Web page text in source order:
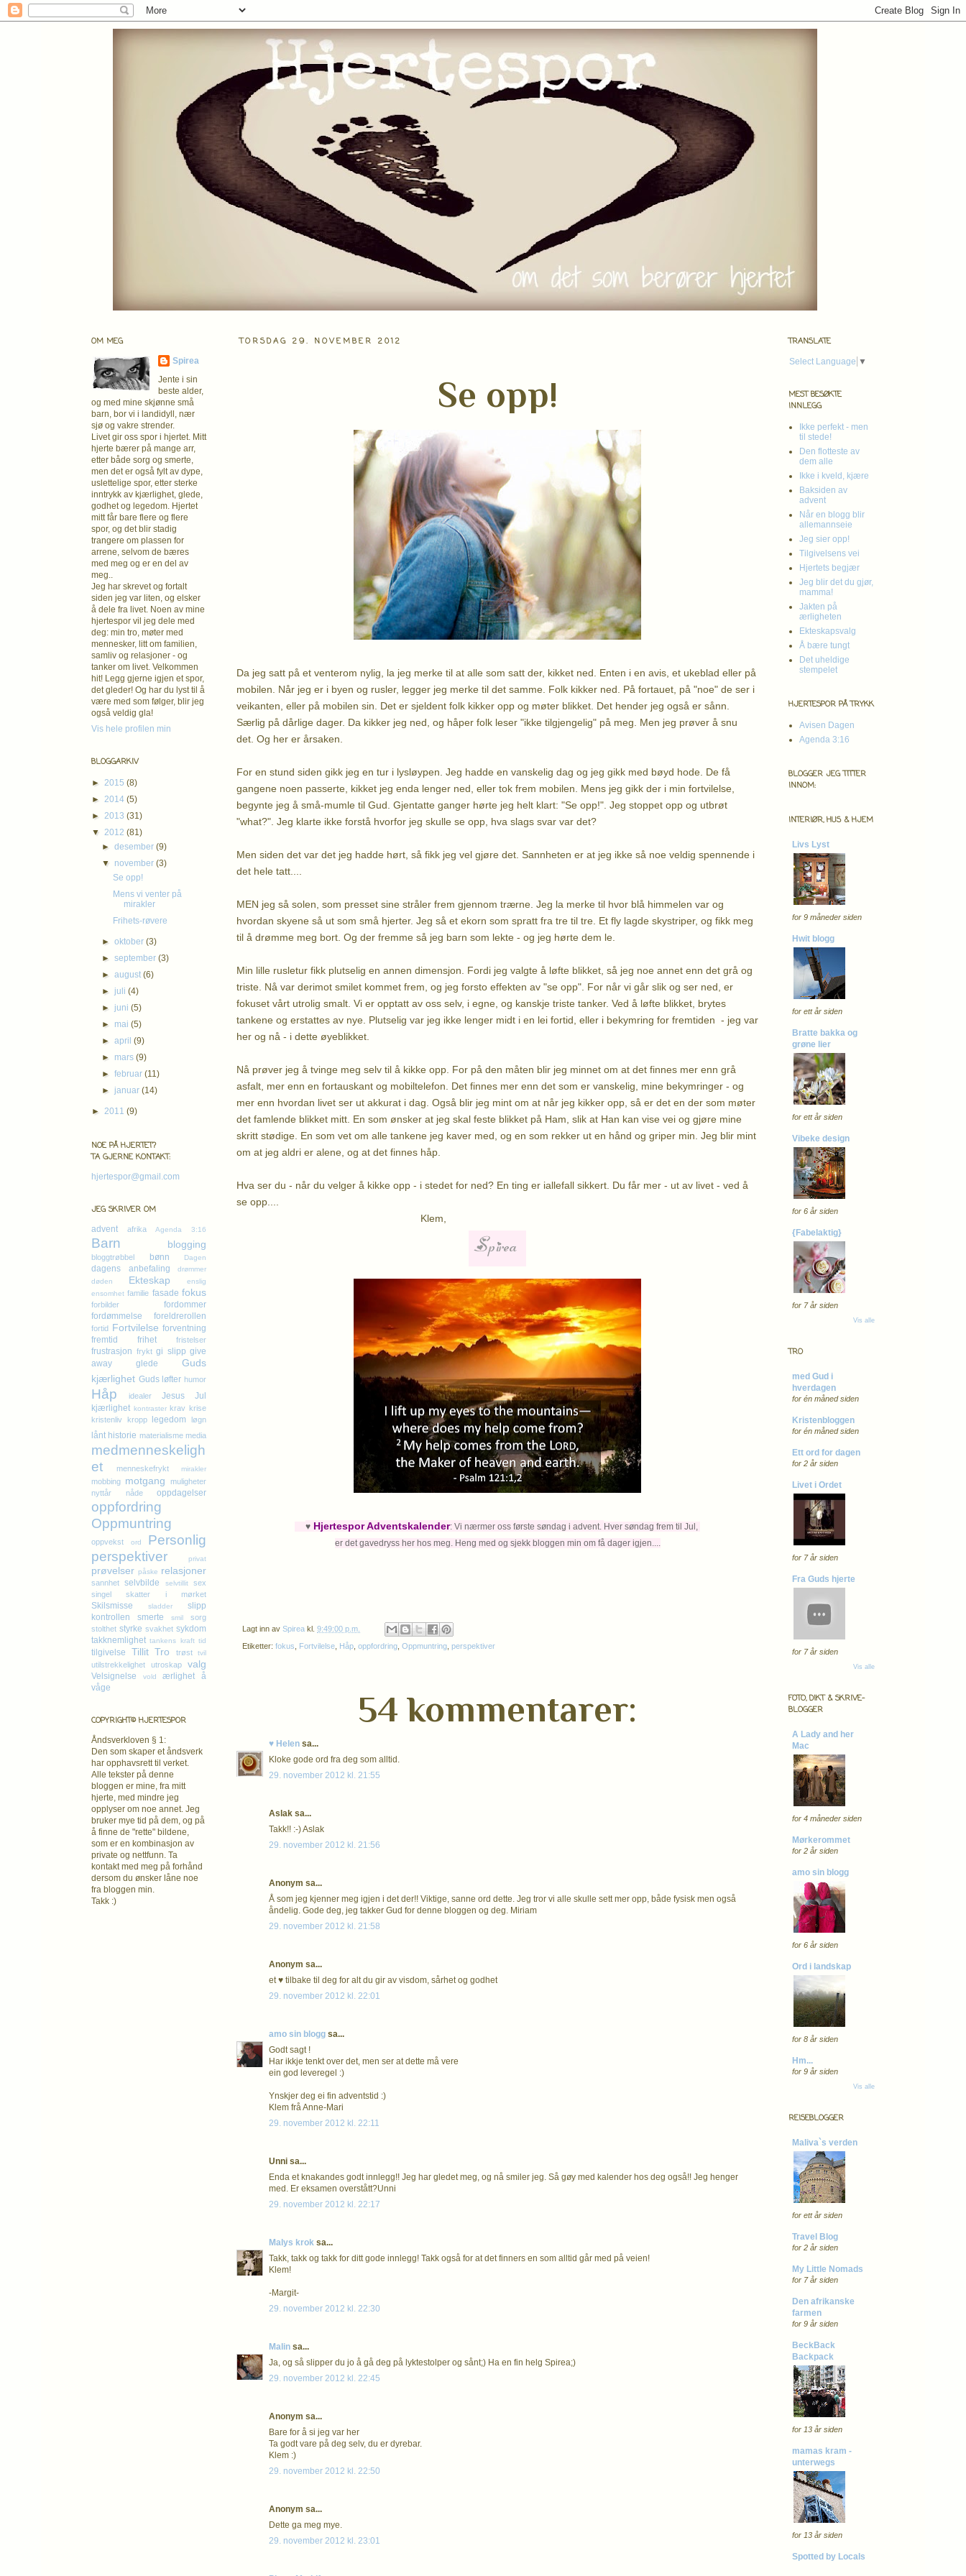
TORSDAG 29. NOVEMBER 2012
Se opp!
Da jeg satt på et venterom nylig, la jeg merke til at alle som satt der, kikket ned. Enten i en avis, et ukeblad eller på
mobilen. Når jeg er i byen og rusler, legger jeg merke til det samme. Folk kikker ned. På fortauet, på "noe" de ser i
veikanten, eller på mobilen sin. Det er sjeldent folk kikker opp og møter blikket. Det hender jeg også er sånn.
Særlig på dårlige dager. Da kikker jeg ned, og håper folk leser "ikke tilgjengelig" på meg. Men jeg prøver å snu
det. Og her er årsaken.
For en stund siden gikk jeg en tur i lysløypen. Jeg hadde en vanskelig dag og jeg gikk med bøyd hode. De få
gangene noen passerte, kikket jeg enda lenger ned, eller tok frem mobilen. Mens jeg gikk der i min fortvilelse,
begynte jeg å små-mumle til Gud. Gjentatte ganger hørte jeg helt klart: "Se opp!". Jeg stoppet opp og utbrøt
"what?". Jeg klarte ikke forstå hvorfor jeg skulle se opp, hva slags svar var det?
Men siden det var det jeg hadde hørt, så fikk jeg vel gjøre det. Sannheten er at jeg ikke så noe veldig spennende i
det hele tatt....
MEN jeg så solen, som presset sine stråler frem gjennom trærne. Jeg la merke til hvor blå himmelen var og
hvordan skyene så ut som små hjerter. Jeg så et ekorn som spratt fra tre til tre. Et fly lagde skystriper, og fikk meg
til å drømme meg bort. Og der fremme så jeg barn som lekte - og jeg hørte dem le.
Min lille rusletur fikk plutselig en annen dimensjon. Fordi jeg valgte å løfte blikket, så jeg noe annet enn det grå og
triste. Nå var derimot smilet kommet frem, og jeg forsto effekten av "se opp". For når vi går slik og ser ned, er
fokuset vårt utrolig smalt. Vi er opptatt av oss selv, i egne, og kanskje triste tanker. Ved å løfte blikket, brytes
tankene og erstattes av nye. Plutselig var jeg ikke lenger midt i en lei fortid, eller i bekymring for fremtiden - jeg var
her og nå - i dette øyeblikket.
Nå prøver jeg å tvinge meg selv til å kikke opp. For på den måten blir jeg minnet om at det finnes mer enn grå
asfalt, mer enn en fortauskant og mobiltelefon. Det finnes mer enn det som er vanskelig, mine bekymringer - og
mer enn hvordan livet ser ut akkurat i dag. Også blir jeg mint om at når jeg kikker opp, så er det en der som møter
det famlende blikket mitt. En som ønsker at jeg skal feste blikket på Ham, slik at Han kan vise vei og gjøre mine
skritt stødige. En som vet om alle tankene jeg kaver med, og en som rekker ut en hånd og griper min. Jeg blir mint
om at jeg aldri er alene, og at det finnes håp.
Hva ser du - når du velger å kikke opp - i stedet for ned? En ting er iallefall sikkert. Du får mer - ut av livet - ved å
se opp....
Klem,
♥ Hjertespor Adventskalender: Vi nærmer oss første søndag i advent. Hver søndag frem til Jul,
er det gavedryss her hos meg. Heng med og sjekk bloggen min om få dager igjen....
Lagt inn av Spirea kl. 9:49:00 p.m.
Etiketter: fokus Fortvilelse Håp oppfordring Oppmuntring perspektiver
54 kommentarer:
♥ Helen sa...
Kloke gode ord fra deg som alltid.
29. november 2012 kl. 21:55
Aslak sa...
Takk!! :-) Aslak
29. november 2012 kl. 21:56
Anonym sa...
Å som jeg kjenner meg igjen i det der!! Viktige, sanne ord dette. Jeg tror vi alle skulle sett mer opp, både fysisk men også
åndelig. Gode deg, jeg takker Gud for denne bloggen og deg. Miriam
29. november 2012 kl. 21:58
Anonym sa...
et ♥ tilbake til deg for alt du gir av visdom, sårhet og godhet
29. november 2012 kl. 22:01
amo sin blogg sa...
Godt sagt !
Har ikkje tenkt over det, men ser at dette må vere
ein god leveregel :)
Ynskjer deg ei fin adventstid :)
Klem frå Anne-Mari
29. november 2012 kl. 22:11
Unni sa...
Enda et knakandes godt innlegg!! Jeg har gledet meg, og nå smiler jeg. Så gøy med kalender hos deg også!! Jeg henger
med. Er eksamen overstått?Unni
29. november 2012 kl. 22:17
Malys krok sa...
Takk, takk og takk for ditt gode innlegg! Takk også for at det finners en som alltid går med på veien!
Klem!
-Margit-
29. november 2012 kl. 22:30
Malin sa...
Ja, og så slipper du jo å gå deg på lyktestolper og sånt;) Ha en fin helg Spirea;)
29. november 2012 kl. 22:45
Anonym sa...
Bare for å si jeg var her
Ta godt vare på deg selv, du er dyrebar.
Klem :)
29. november 2012 kl. 22:50
Anonym sa...
Dette ga meg mye.
29. november 2012 kl. 23:01
OM MEG
Spirea
Jente i sin
beste alder,
og med mine skjønne små
barn, bor vi i landidyll, nær
sjø og vakre strender.
Livet gir oss spor i hjertet. Mitt
hjerte bærer på mange arr,
etter både sorg og smerte,
men det er også fylt av dype,
uslettelige spor, etter sterke
inntrykk av kjærlighet, glede,
godhet og legedom. Hjertet
mitt får bare flere og flere
spor, og det blir stadig
trangere om plassen for
arrene, selvom de bæres
med meg og er en del av
meg..
Jeg har skrevet og fortalt
siden jeg var liten, og elsker
å dele fra livet. Noen av mine
hjertespor vil jeg dele med
deg: min tro, møter med
mennesker, litt om familien,
samliv og relasjoner - og
tanker om livet. Velkommen
hit! Legg gjerne igjen et spor,
det gleder! Og har du lyst til å
være med som følger, blir jeg
også veldig gla!
Vis hele profilen min
BLOGGARKIV
► 2015 (8)
► 2014 (5)
► 2013 (31)
▼ 2012 (81)
►desember(9)
▼ november(3)
Se opp!
Mens vi venter på
mirakler
Frihets-røvere
►oktober(3)
►september(3)
►august(6)
► juli(4)
► juni(5)
► mai(5)
►april(9)
► mars(9)
►februar(11)
► januar(14)
► 2011 (9)
NOE PÅ HJERTET?
TA GJERNE KONTAKT:
hjertespor@gmail.com
JEG SKRIVER OM
advent afrika Agenda 3:16
Barn blogging
bloggtrøbbel bønn Dagen
dagens anbefaling
drømmer
døden
Ekteskap
enslig
ensomhet familie fasade fokus
forbilder
fordommer
fordømmelse
foreldrerollen
fortid Fortvilelse forventning
fremtid
frihet fristelser
frustrasjon frykt gi slipp give
away
glede
Guds
kjærlighet Guds løfter humor
Håp idealer Jesus
Jul
kjærlighet kontraster krav krise
kristenliv kropp legedom løgn
lånt historie materialisme media
medmenneskeligh
et
menneskefrykt mirakler
mobbing motgang
muligheter
nyttår
nåde oppdagelser
oppfordring
Oppmuntring
oppvekst ord
Personlig
perspektiver
privat
prøvelser påske relasjoner
sannhet selvbilde selvtillit
sex
singel
skatter i mørket
Skilsmisse sladder
slipp
kontrollen
smerte smil
sorg
stolthet styrke svakhet sykdom
takknemlighet tankens kraft tid
tilgivelse Tillit Tro trøst tvil
utilstrekkelighet utroskap valg
Velsignelse vold ærlighet
å
våge
COPYRIGHT© HJERTESPOR
Åndsverkloven § 1:
Den som skaper et åndsverk
har opphavsretttil verket.
Alle tekster på denne
bloggen er mine, fra mitt
hjerte, med mindre jeg
opplyser om noe annet. Jeg
bruker mye tid på dem, og på
å finne de "rette" bildene,
som er en kombinasjon av
private og nettfunn. Ta
kontakt med meg på forhånd
dersom du ønsker låne noe
fra bloggen min.
Takk :)
TRANSLATE
Select Language ▼
MEST BESØKTE
INNLEGG
Ikke perfekt - men
til stede!
Den flotteste av
dem alle
Ikke i kveld, kjære
Baksiden av
advent
Når en blogg blir
allemannseie
Jeg sier opp!
Tilgivelsens vei
Hjertets begjær
Jeg blir det du gjør,
mamma!
Jakten på
ærligheten
Ekteskapsvalg
Å bære tungt
Det uheldige
stempelet
HJERTESPOR PÅ TRYKK
Avisen Dagen
Agenda 3:16
BLOGGER JEG TITTER
INNOM:
INTERIØR, HUS & HJEM
Livs Lyst
for 9 måneder siden
Hwit blogg
for ett år siden
Bratte bakka og
grøne lier
for ett år siden
Vibeke design
for 6 år siden
{Fabelaktig}
for 7 år siden
Vis alle
TRO
med Gud i
hverdagen
for én måned siden
Kristenbloggen
for én måned siden
Ett ord for dagen
for 2 år siden
Livet i Ordet
for 7 år siden
Fra Guds hjerte
for 7 år siden
Vis alle
FOTO, DIKT & SKRIVE-
BLOGGER
A Lady and her
Mac
for 4 måneder siden
Mørkerommet
for 2 år siden
amo sin blogg
for 6 år siden
Ord i landskap
for 8 år siden
Hm...
for 9 år siden
Vis alle
REISEBLOGGER
Maliva`s verden
for ett år siden
Travel Blog
for 2 år siden
My Little Nomads
for 7 år siden
Den afrikanske
farmen
for 9 år siden
BeckBack
Backpack
for 13 år siden
mamas kram -
unterwegs
for 13 år siden
Spotted by Locals